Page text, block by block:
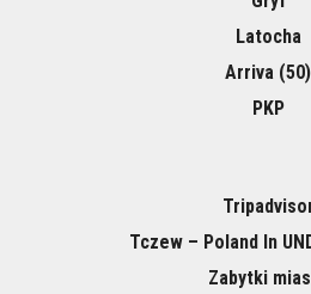
Latocha
Arriva (50)
PKP
Tczew – Poland In
Zabytki